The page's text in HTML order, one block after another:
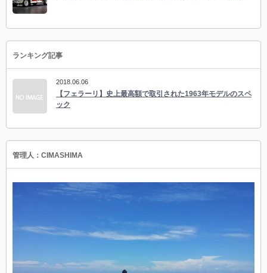
ランキング記事
2018.06.06
【フェラーリ】史上最高額で取引された1963年モデルのスペ
ック
管理人：CIMASHIMA